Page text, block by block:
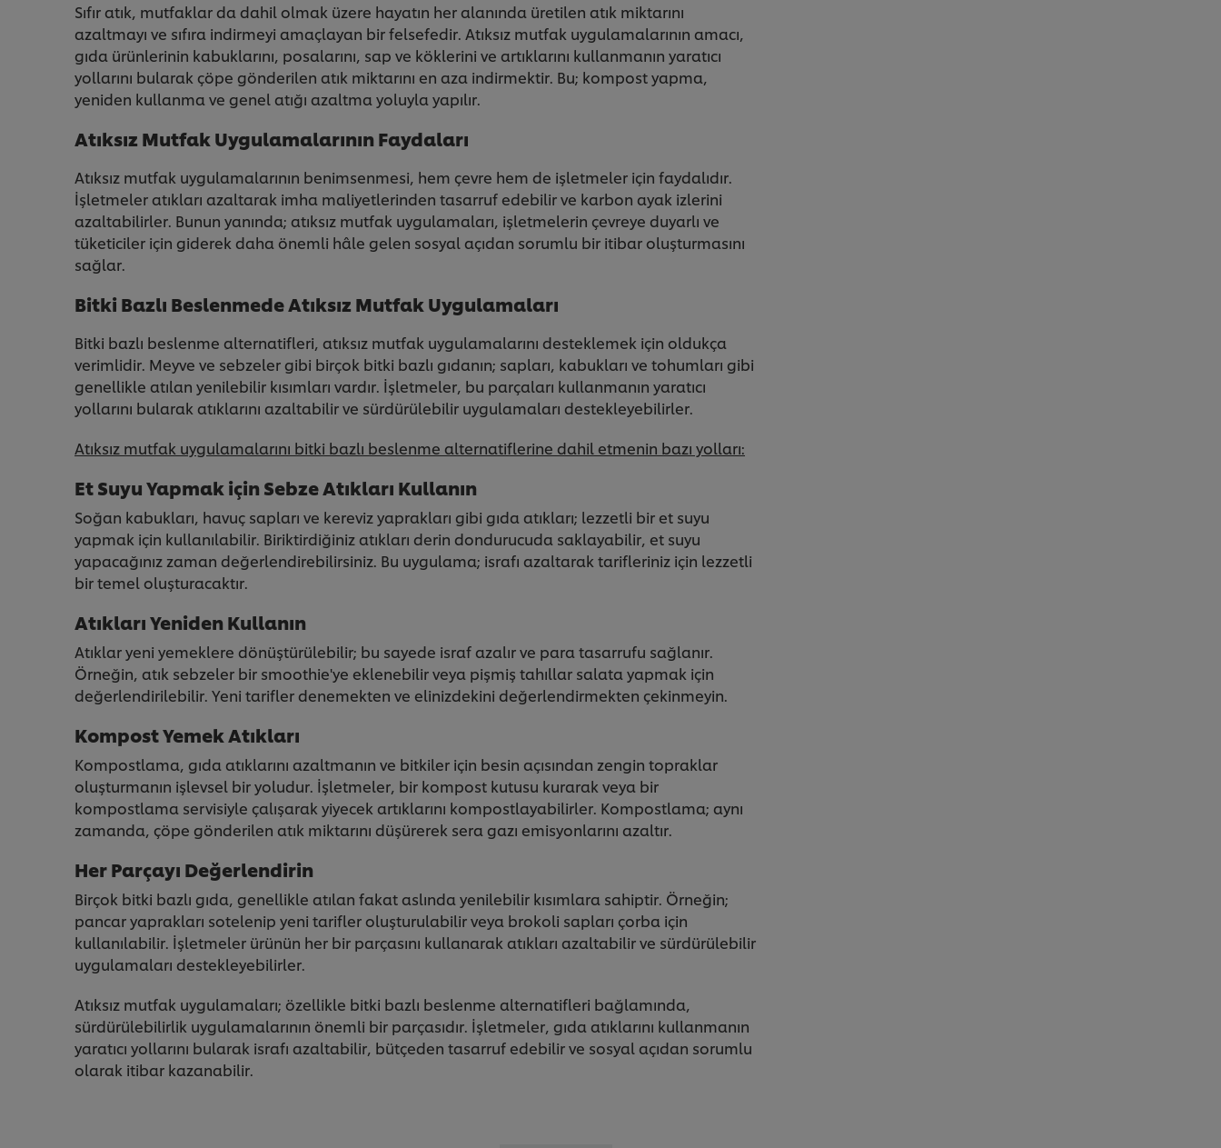
Sıfır atık, mutfaklar da dahil olmak üzere hayatın her alanında üretilen atık miktarını
azaltmayı ve sıfıra indirmeyi amaçlayan bir felsefedir. Atıksız mutfak uygulamalarının amacı,
gıda ürünlerinin kabuklarını, posalarını, sap ve köklerini ve artıklarını kullanmanın yaratıcı
yollarını bularak çöpe gönderilen atık miktarını en aza indirmektir. Bu; kompost yapma,
yeniden kullanma ve genel atığı azaltma yoluyla yapılır.
Atıksız Mutfak Uygulamalarının Faydaları
Atıksız mutfak uygulamalarının benimsenmesi, hem çevre hem de işletmeler için faydalıdır.
İşletmeler atıkları azaltarak imha maliyetlerinden tasarruf edebilir ve karbon ayak izlerini
azaltabilirler. Bunun yanında; atıksız mutfak uygulamaları, işletmelerin çevreye duyarlı ve
tüketiciler için giderek daha önemli hâle gelen sosyal açıdan sorumlu bir itibar oluşturmasını
sağlar.
Bitki Bazlı Beslenmede Atıksız Mutfak Uygulamaları
Bitki bazlı beslenme alternatifleri, atıksız mutfak uygulamalarını desteklemek için oldukça
verimlidir. Meyve ve sebzeler gibi birçok bitki bazlı gıdanın; sapları, kabukları ve tohumları gibi
genellikle atılan yenilebilir kısımları vardır. İşletmeler, bu parçaları kullanmanın yaratıcı
yollarını bularak atıklarını azaltabilir ve sürdürülebilir uygulamaları destekleyebilirler.
Atıksız mutfak uygulamalarını bitki bazlı beslenme alternatiflerine dahil etmenin bazı yolları:
Et Suyu Yapmak için Sebze Atıkları Kullanın
Soğan kabukları, havuç sapları ve kereviz yaprakları gibi gıda atıkları; lezzetli bir et suyu
yapmak için kullanılabilir. Biriktirdiğiniz atıkları derin dondurucuda saklayabilir, et suyu
yapacağınız zaman değerlendirebilirsiniz. Bu uygulama; israfı azaltarak tarifleriniz için lezzetli
bir temel oluşturacaktır.
Atıkları Yeniden Kullanın
Atıklar yeni yemeklere dönüştürülebilir; bu sayede israf azalır ve para tasarrufu sağlanır.
Örneğin, atık sebzeler bir smoothie'ye eklenebilir veya pişmiş tahıllar salata yapmak için
değerlendirilebilir. Yeni tarifler denemekten ve elinizdekini değerlendirmekten çekinmeyin.
Kompost Yemek Atıkları
Kompostlama, gıda atıklarını azaltmanın ve bitkiler için besin açısından zengin topraklar
oluşturmanın işlevsel bir yoludur. İşletmeler, bir kompost kutusu kurarak veya bir
kompostlama servisiyle çalışarak yiyecek artıklarını kompostlayabilirler. Kompostlama; aynı
zamanda, çöpe gönderilen atık miktarını düşürerek sera gazı emisyonlarını azaltır.
Her Parçayı Değerlendirin
Birçok bitki bazlı gıda, genellikle atılan fakat aslında yenilebilir kısımlara sahiptir. Örneğin;
pancar yaprakları sotelenip yeni tarifler oluşturulabilir veya brokoli sapları çorba için
kullanılabilir. İşletmeler ürünün her bir parçasını kullanarak atıkları azaltabilir ve sürdürülebilir
uygulamaları destekleyebilirler.
Atıksız mutfak uygulamaları; özellikle bitki bazlı beslenme alternatifleri bağlamında,
sürdürülebilirlik uygulamalarının önemli bir parçasıdır. İşletmeler, gıda atıklarını kullanmanın
yaratıcı yollarını bularak israfı azaltabilir, bütçeden tasarruf edebilir ve sosyal açıdan sorumlu
olarak itibar kazanabilir.